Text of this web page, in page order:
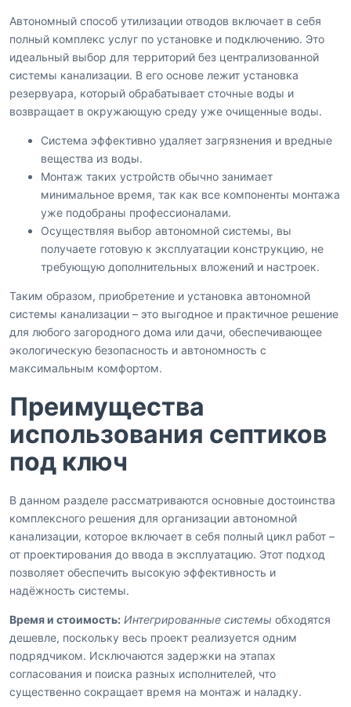
Автономный способ утилизации отводов включает в себя
полный комплекс услуг по установке и подключению. Это
идеальный выбор для территорий без централизованной
системы канализации. В его основе лежит установка
резервуара, который обрабатывает сточные воды и
возвращает в окружающую среду уже очищенные воды.
Система эффективно удаляет загрязнения и вредные
вещества из воды.
Монтаж таких устройств обычно занимает
минимальное время, так как все компоненты монтажа
уже подобраны профессионалами.
Осуществляя выбор автономной системы, вы
получаете готовую к эксплуатации конструкцию, не
требующую дополнительных вложений и настроек.
Таким образом, приобретение и установка автономной
системы канализации – это выгодное и практичное решение
для любого загородного дома или дачи, обеспечивающее
экологическую безопасность и автономность с
максимальным комфортом.
Преимущества
использования септиков
под ключ
В данном разделе рассматриваются основные достоинства
комплексного решения для организации автономной
канализации, которое включает в себя полный цикл работ –
от проектирования до ввода в эксплуатацию. Этот подход
позволяет обеспечить высокую эффективность и
надёжность системы.
Время и стоимость: Интегрированные системы обходятся
дешевле, поскольку весь проект реализуется одним
подрядчиком. Исключаются задержки на этапах
согласования и поиска разных исполнителей, что
существенно сокращает время на монтаж и наладку.